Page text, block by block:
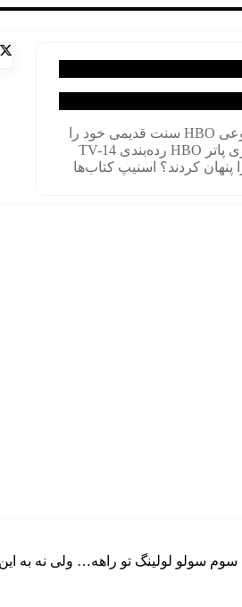
HBO سنت قدیمی خود را
سریال هری پاتر HBO رده‌بندی TV-14
پنهان کردند؟ اسنیپ کتاب‌ها
سولو لولینگ تو راهه… ولی نه به